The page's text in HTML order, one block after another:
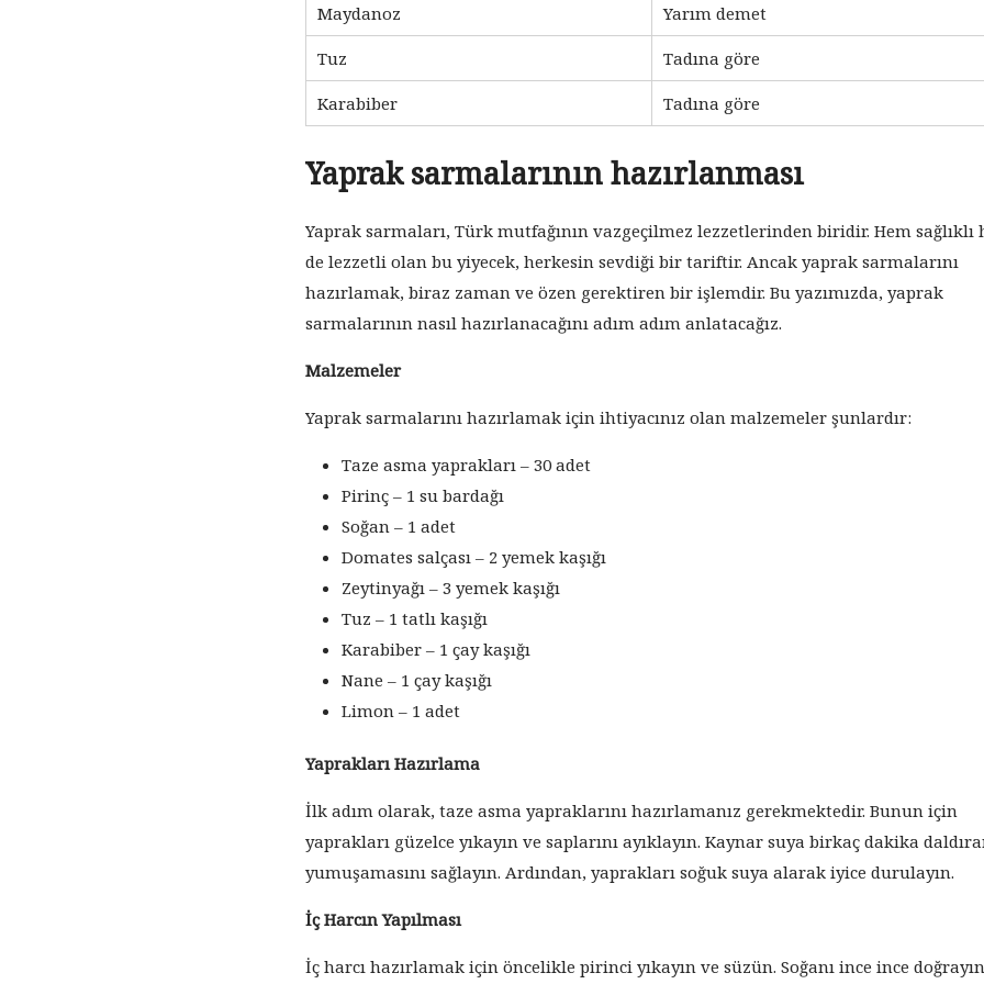
Maydanoz Yarım demet
Tuz Tadına göre
Karabiber Tadına göre
Yaprak sarmalarının hazırlanması
Yaprak sarmaları, Türk mutfağının vazgeçilmez lezzetlerinden biridir. Hem sağlıklı
de lezzetli olan bu yiyecek, herkesin sevdiği bir tariftir. Ancak yaprak sarmalarını
hazırlamak, biraz zaman ve özen gerektiren bir işlemdir. Bu yazımızda, yaprak
sarmalarının nasıl hazırlanacağını adım adım anlatacağız.
Malzemeler
Yaprak sarmalarını hazırlamak için ihtiyacınız olan malzemeler şunlardır:
Taze asma yaprakları – 30 adet
Pirinç – 1 su bardağı
Soğan – 1 adet
Domates salçası – 2 yemek kaşığı
Zeytinyağı – 3 yemek kaşığı
Tuz – 1 tatlı kaşığı
Karabiber – 1 çay kaşığı
Nane – 1 çay kaşığı
Limon – 1 adet
Yaprakları Hazırlama
İlk adım olarak, taze asma yapraklarını hazırlamanız gerekmektedir. Bunun için
yaprakları güzelce yıkayın ve saplarını ayıklayın. Kaynar suya birkaç dakika
yumuşamasını sağlayın. Ardından, yaprakları soğuk suya alarak iyice durulayın.
İç Harcın Yapılması
İç harcı hazırlamak için öncelikle pirinci yıkayın ve süzün. Soğanı ince ince